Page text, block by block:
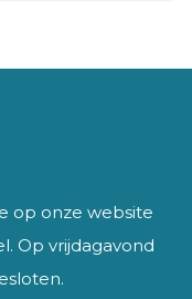
op onze website
Op vrijdagavond